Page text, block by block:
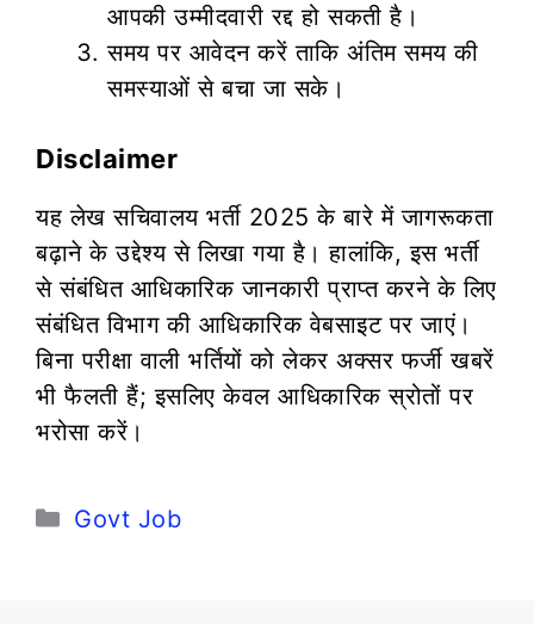
आपकी उम्मीदवारी रद्द हो सकती है।
समय पर आवेदन करें ताकि अंतिम समय की
समस्याओं से बचा जा सके।
Disclaimer
यह लेख सचिवालय भर्ती 2025 के बारे में जागरूकता
बढ़ाने के उद्देश्य से लिखा गया है। हालांकि, इस भर्ती
से संबंधित आधिकारिक जानकारी प्राप्त करने के लिए
संबंधित विभाग की आधिकारिक वेबसाइट पर जाएं।
बिना परीक्षा वाली भर्तियों को लेकर अक्सर फर्जी खबरें
भी फैलती हैं; इसलिए केवल आधिकारिक स्रोतों पर
भरोसा करें।
Categories
Govt Job